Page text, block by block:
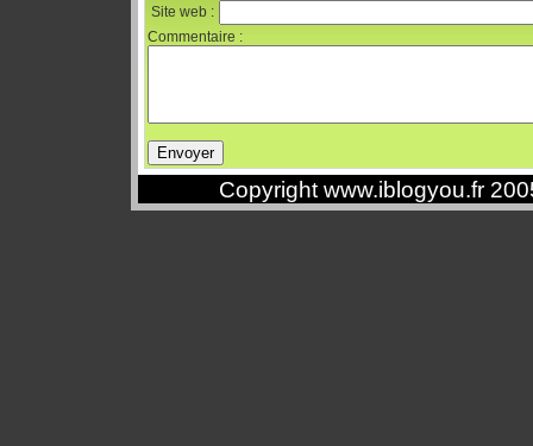
Site web :
Commentaire :
Copyright www.iblogyou.fr